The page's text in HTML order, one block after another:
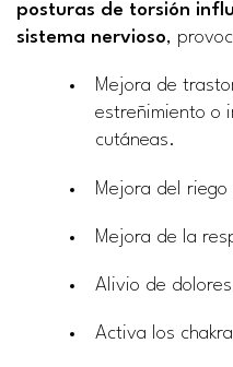
posturas de torsión
sistema nervioso,
Mejora de
estreñimiento o
cutáneas.
Mejora del riego
Mejora de la
Alivio de
Activa los